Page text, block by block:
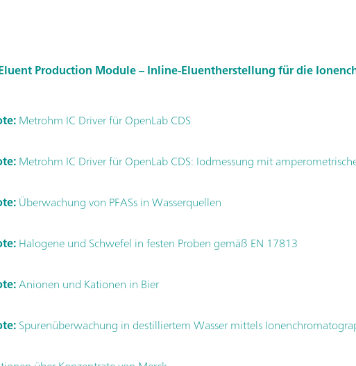
Production Module – Inline-Eluentherstellung für die
Metrohm IC Driver für OpenLab CDS
Metrohm IC Driver für OpenLab CDS: Iodmessung mit
Überwachung von PFASs in Wasserquellen
Halogene und Schwefel in festen Proben gemäß EN 17813
Anionen und Kationen in Bier
Spurenüberwachung in destilliertem Wasser mittels